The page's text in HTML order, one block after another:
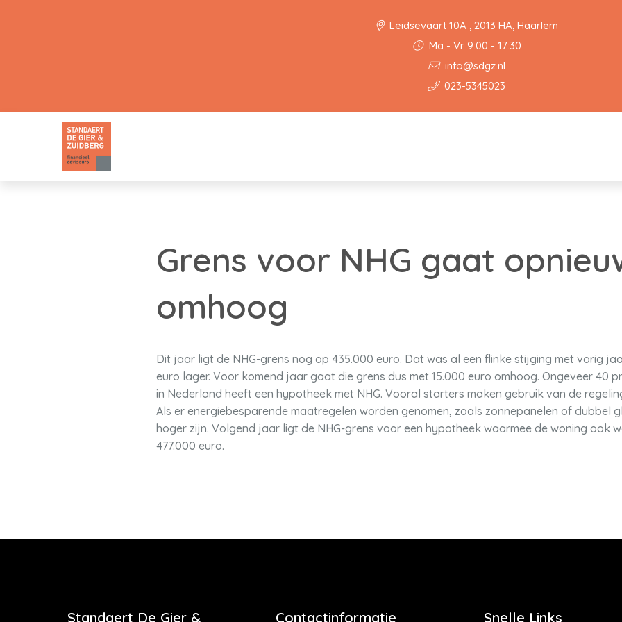
Leidsevaart 10A , 2013 HA, Haarlem
Ma - Vr 9:00 - 17:30
info@sdgz.nl
023-5345023
Grens voor NHG gaat
omhoog
Dit jaar ligt de NHG-grens nog op 435.000 euro. Dat was al een flinke stijging met vorig
euro lager. Voor komend jaar gaat die grens dus met 15.000 euro omhoog. Ongeveer 40
in Nederland heeft een hypotheek met NHG. Vooral starters maken gebruik van de
Als er energiebesparende maatregelen worden genomen, zoals zonnepanelen of dubbel
hoger zijn. Volgend jaar ligt de NHG-grens voor een hypotheek waarmee de woning ook
477.000 euro.
Standaert De Gier & Contactinformatie Snelle Links